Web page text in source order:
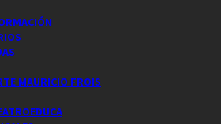
MAURICIO FROIS